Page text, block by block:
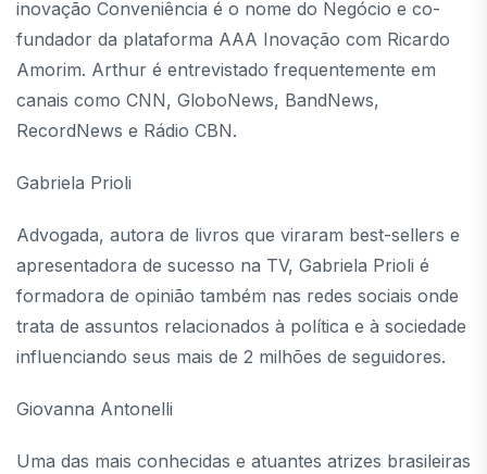
inovação Conveniência é o nome do Negócio e co-
fundador da plataforma AAA Inovação com Ricardo
Amorim. Arthur é entrevistado frequentemente em
canais como CNN, GloboNews, BandNews,
RecordNews e Rádio CBN.
Gabriela Prioli
Advogada, autora de livros que viraram best-sellers e
apresentadora de sucesso na TV, Gabriela Prioli é
formadora de opinião também nas redes sociais onde
trata de assuntos relacionados à política e à sociedade
influenciando seus mais de 2 milhões de seguidores.
Giovanna Antonelli
Uma das mais conhecidas e atuantes atrizes brasileiras